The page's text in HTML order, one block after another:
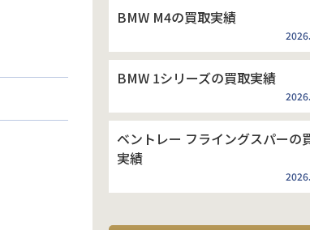
BMW M4の買取実績
BMW 1シリーズの買取実績
ベントレー フライングスパーの
実績